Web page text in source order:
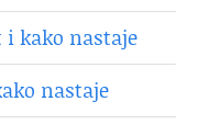
i kako nastaje
nastaje